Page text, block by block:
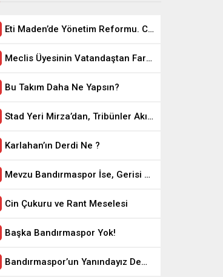
Eti Maden’de Yönetim Reformu. CEO Modeli’nde Kadro / Taşeron İşçilik Ayrımı Kalkıyor
Meclis Üyesinin Vatandaştan Farkı Ne ?
Bu Takım Daha Ne Yapsın?
Stad Yeri Mirza’dan, Tribünler Akın’dan: Geriye Bakanlık Kaldı.
Karlahan’ın Derdi Ne ?
Mevzu Bandırmaspor İse, Gerisi Teferruattır
Cin Çukuru ve Rant Meselesi
Başka Bandırmaspor Yok!
Bandırmaspor’un Yanındayız Demekle Olmuyor!